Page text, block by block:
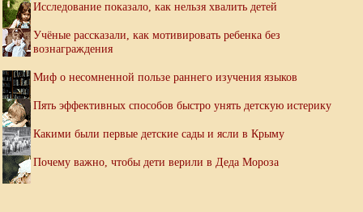
Исследование показало, как нельзя хвалить детей
Учёные рассказали, как мотивировать ребенка без
вознаграждения
Миф о несомненной пользе раннего изучения языков
Пять эффективных способов быстро унять детскую истерику
Какими были первые детские сады и ясли в Крыму
Почему важно, чтобы дети верили в Деда Мороза